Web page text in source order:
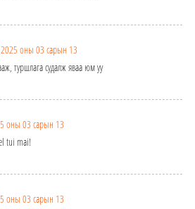
2025 оны 03 сарын 13
туршлага судалж яваа юм уу
оны 03 сарын 13
tui mai!
оны 03 сарын 13